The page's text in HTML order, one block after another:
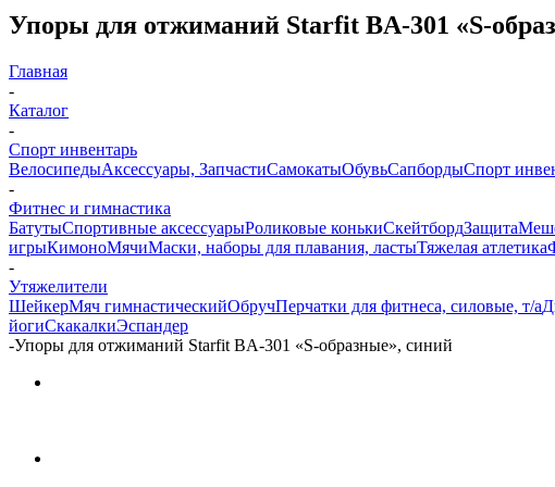
Упоры для отжиманий Starfit BA-301 «S-
Главная
-
Каталог
-
Спорт инвентарь
ВелосипедыАксессуары, ЗапчастиСамокатыОбувьСапбордыСпорт
-
Фитнес и гимнастика
БатутыСпортивные аксессуарыРоликовые конькиСкейтбордЗащита
игрыКимоноМячиМаски, наборы для плавания, ластыТяжелая атлетика
-
Утяжелители
ШейкерМяч гимнастическийОбручПерчатки для фитнеса, силовые, т/а
йогиСкакалкиЭспандер
-Упоры для отжиманий Starfit BA-301 «S-образные», синий